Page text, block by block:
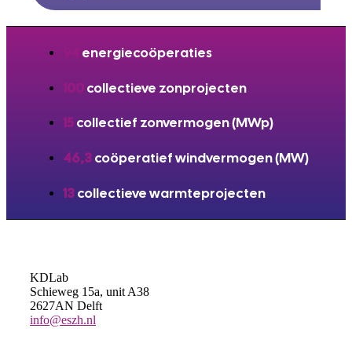
energiecoöperaties
100collectieve zonprojecten
15collectief zonvermogen (MWp)
46,3coöperatief windvermogen (MW)
13collectieve warmteprojecten
KDLab
Schieweg 15a, unit A38
2627AN Delft
info@eszh.nl